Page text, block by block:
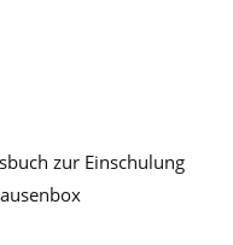
zur Einschulung